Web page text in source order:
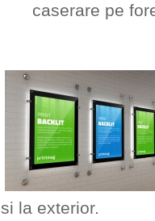
caserare pe
si la exterior.